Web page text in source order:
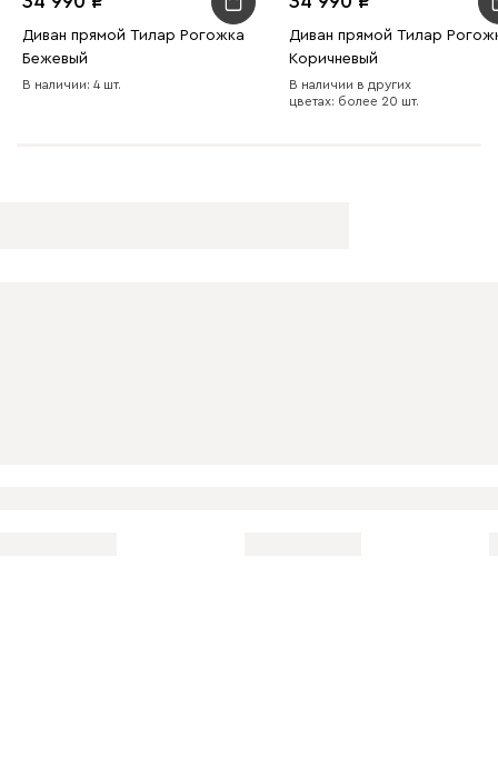
Диван прямой Тилар Рогожка
Бежевый
В наличии: 4 шт.
Диван прямой Тилар
Коричневый
В наличии в других
цветах: более 20 шт.